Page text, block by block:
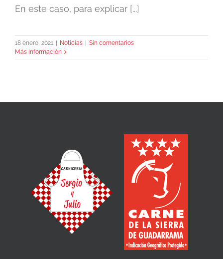
En este caso, para explicar [...]
18 enero, 2021 Noticias
Sin comentarios
Más información